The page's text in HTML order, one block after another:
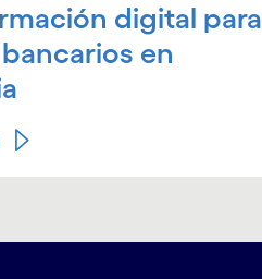
digital para
en